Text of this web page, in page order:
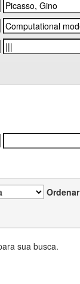
Ordenar
sua busca.